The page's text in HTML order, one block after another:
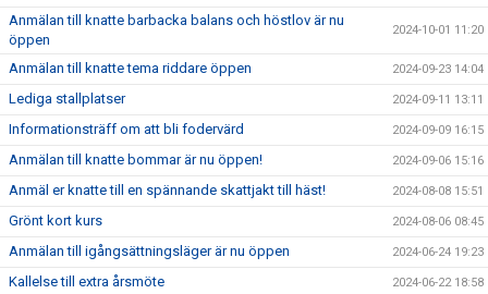
Anmälan till knatte barbacka balans och höstlov är nu
öppen
2024-10-01 11:20
Anmälan till knatte tema riddare öppen 2024-09-23 14:04
Lediga stallplatser 2024-09-11 13:11
Informationsträff om att bli fodervärd 2024-09-09 16:15
Anmälan till knatte bommar är nu öppen! 2024-09-06 15:16
Anmäl er knatte till en spännande skattjakt till häst! 2024-08-08 15:51
Grönt kort kurs 2024-08-06 08:45
Anmälan till igångsättningsläger är nu öppen 2024-06-24 19:23
Kallelse till extra årsmöte 2024-06-22 18:58